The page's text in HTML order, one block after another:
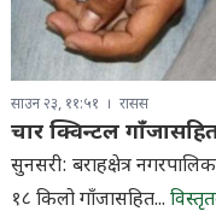
साउन २३, ११:५१ रासस
चार क्विन्टल
सुनसरी: बराहक्षेत्र
१८ किलो गाँजासहित...